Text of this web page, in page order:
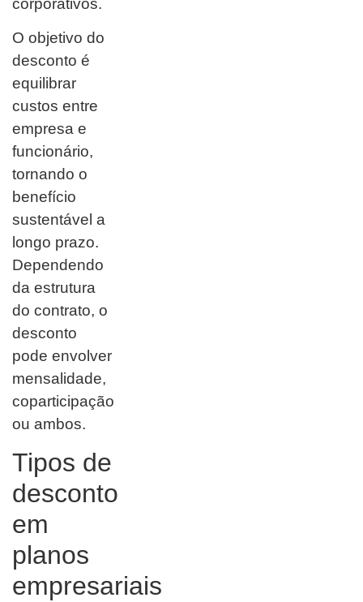
O objetivo do
desconto é
equilibrar
custos entre
empresa e
funcionário,
tornando o
benefício
sustentável a
longo prazo.
Dependendo
da estrutura
do contrato, o
desconto
pode envolver
mensalidade,
coparticipação
ou ambos.
Tipos de
desconto
em
planos
empresariais